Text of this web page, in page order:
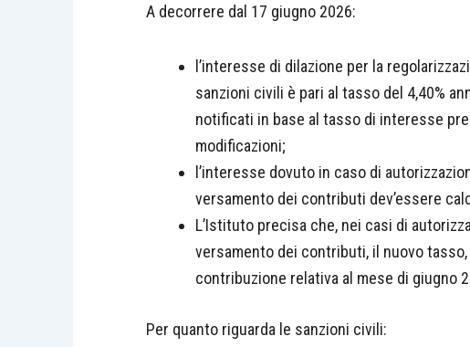
A decorrere dal 17 giugno 2026:
l’interesse di dilazione per la
sanzioni civili è pari al tasso del 4,40%
notificati in base al tasso di interesse
modificazioni;
l’interesse dovuto in caso di
versamento dei contributi dev’essere
L’Istituto precisa che, nei casi di
versamento dei contributi, il nuovo
contribuzione relativa al mese di giugno
Per quanto riguarda le sanzioni civili: